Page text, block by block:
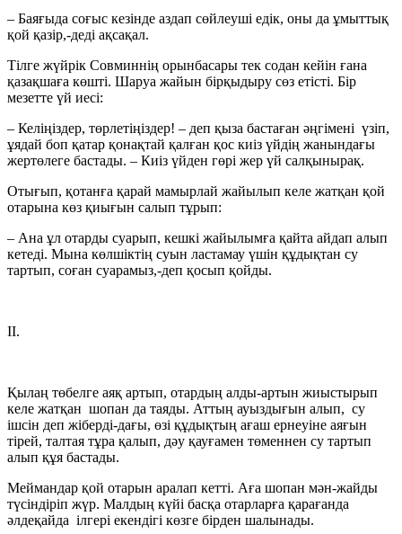
– Баяғыда соғыс кезінде аздап сөйлеуші едік, оны да ұмыттық
қой қазір,-деді ақсақал.
Тілге жүйрік Совминнің орынбасары тек содан кейін ғана
қазақшаға көшті. Шаруа жайын бірқыдыру сөз етісті. Бір
мезетте үй иесі:
– Келіңіздер, төрлетіңіздер! – деп қыза бастаған әңгімені үзіп,
ұядай боп қатар қонақтай қалған қос киіз үйдің жанындағы
жертөлеге бастады. – Киіз үйден гөрі жер үй салқынырақ.
Отығып, қотанға қарай мамырлай жайылып келе жатқан қой
отарына көз қиығын салып тұрып:
– Ана ұл отарды суарып, кешкі жайылымға қайта айдап алып
кетеді. Мына көлшіктің суын ластамау үшін құдықтан су
тартып, соған суарамыз,-деп қосып қойды.
ІІ.
Қылаң төбелге аяқ артып, отардың алды-артын жиыстырып
келе жатқан шопан да таяды. Аттың ауыздығын алып, су
ішсін деп жіберді-дағы, өзі құдықтың ағаш ернеуіне аяғын
тірей, талтая тұра қалып, дәу қауғамен төменнен су тартып
алып құя бастады.
Меймандар қой отарын аралап кетті. Аға шопан мән-жайды
түсіндіріп жүр. Малдың күйі басқа отарларға қарағанда
әлдеқайда ілгері екендігі көзге бірден шалынады.